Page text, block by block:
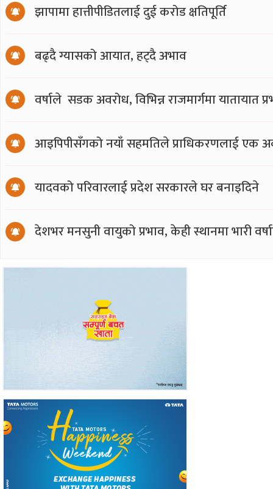
झापामा हात्तीपीडितलाई दुई करोड क्षतिपूर्ति
बढ्दै ग्यासको आयात, हट्दै अभाव
वर्षाले सडक अवरोध, विभिन्न राजमार्गमा यातायात
आइपिपीसँगको नयाँ सहमतिले प्राधिकरणलाई एक
यादवको परिवारलाई प्रदेश सरकारले घर बनाइदिने
देशभर मनसुनी वायुको प्रभाव, केही स्थानमा भारी